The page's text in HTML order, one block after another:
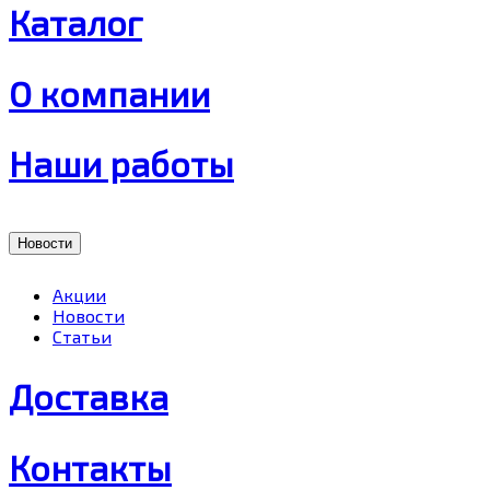
Каталог
О компании
Наши работы
Новости
Акции
Новости
Статьи
Доставка
Контакты